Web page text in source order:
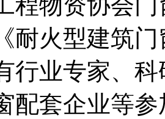
程物资协会
耐火型建筑
行业专家、
配套企业等